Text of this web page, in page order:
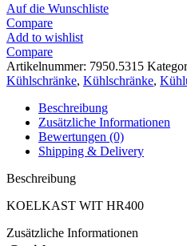
Auf die Wunschliste
Compare
Add to wishlist
Compare
Artikelnummer: 7950.5315
Kühlschränke, Kühlschränke,
Beschreibung
Zusätzliche Informationen
Bewertungen (0)
Shipping & Delivery
Beschreibung
KOELKAST WIT HR400
Zusätzliche Informationen